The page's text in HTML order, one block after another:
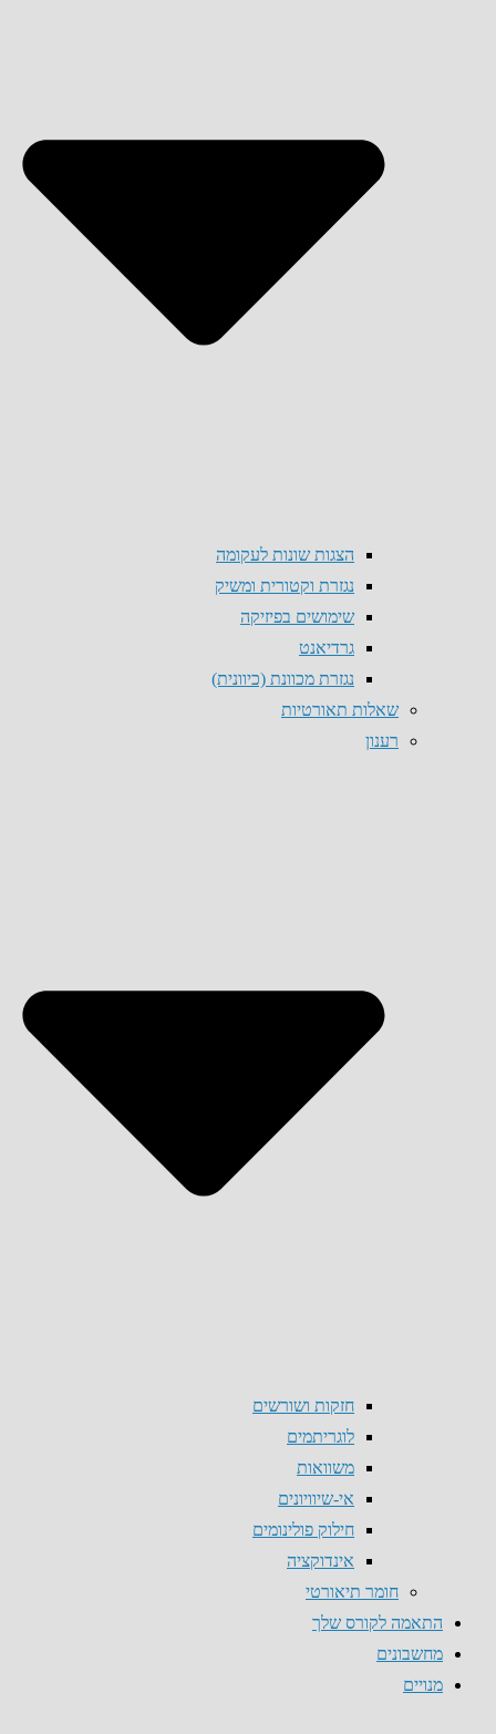
הצגות שונות לעקומה
נגזרת וקטורית ומשיק
שימושים בפיזיקה
גרדיאנט
נגזרת מכוונת (כיוונית)
שאלות תאורטיות
רענון
חזקות ושורשים
לוגריתמים
משוואות
אי-שיוויונים
חילוק פולינומים
אינדוקציה
חומר תיאורטי
התאמה לקורס שלך
מחשבונים
מנויים